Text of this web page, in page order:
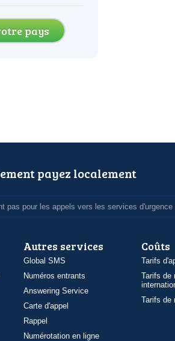
pays
payez localement
pas pour les appels vers les services d'urgence
Autres services
Global SMS
Numéros entrants
Answering Service
Carte d'appel
Rappel
Numérotation en ligne
Coûts
Tarifs
Tarifs de
Tarifs de